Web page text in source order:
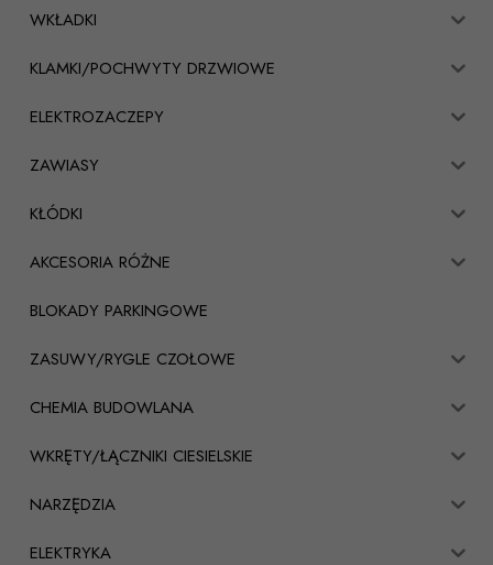
WKŁADKI
KLAMKI/POCHWYTY DRZWIOWE
ELEKTROZACZEPY
ZAWIASY
KŁÓDKI
AKCESORIA RÓŻNE
BLOKADY PARKINGOWE
ZASUWY/RYGLE CZOŁOWE
CHEMIA BUDOWLANA
WKRĘTY/ŁĄCZNIKI CIESIELSKIE
NARZĘDZIA
ELEKTRYKA